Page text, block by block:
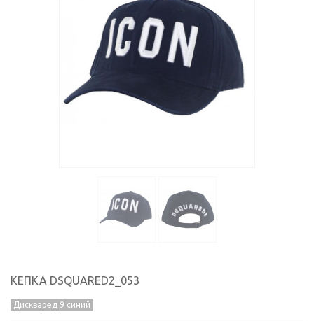
КЕПКА DSQUARED2_053
Дискваред 9 синий